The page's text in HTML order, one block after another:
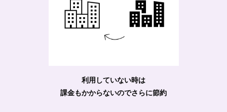
利用していない時は
課金もかからないのでさらに節約